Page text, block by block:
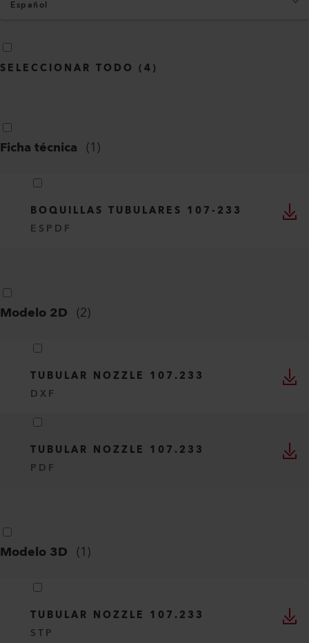
Español
SELECCIONAR TODO (4)
Ficha técnica (1)
BOQUILLAS TUBULARES 107-233
ES PDF
Modelo 2D (2)
TUBULAR NOZZLE 107.233
DXF
TUBULAR NOZZLE 107.233
PDF
Modelo 3D (1)
TUBULAR NOZZLE 107.233
STP